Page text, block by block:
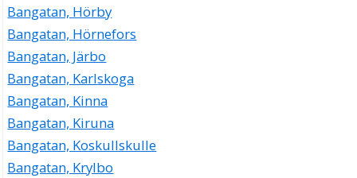
Bangatan, Hörby
Bangatan, Hörnefors
Bangatan, Järbo
Bangatan, Karlskoga
Bangatan, Kinna
Bangatan, Kiruna
Bangatan, Koskullskulle
Bangatan, Krylbo